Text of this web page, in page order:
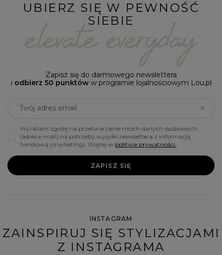
UBIERZ SIĘ W PEWNOŚĆ
SIEBIE
Zapisz się do darmowego newslettera
i odbierz 50 punktóww programie lojalnościowym Lou.pl
Twój adres email
Wyrażam zgodę na przetwarzanie moich danych osobowych
(adres e-mail) na potrzeby wysyłki newslettera z informacją
handlową (marketing). Więcej w polityce prywatności.
ZAPISZ SIĘ
INSTAGRAM
ZAINSPIRUJ SIĘ STYLIZACJAMI
Z INSTAGRAMA